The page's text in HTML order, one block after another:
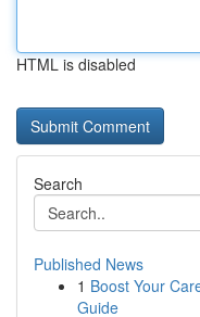
HTML is disabled
Search
Published News
1 Boost Your
Guide